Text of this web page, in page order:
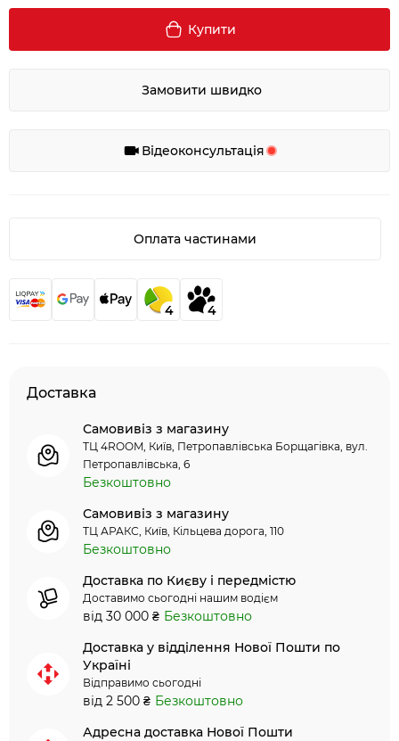
Купити
Замовити швидко
Відеоконсультація
Оплата частинами
4 4
Доставка
Самовивіз з магазину
ТЦ 4ROOM, Київ, Петропавлівська Борщагівка, вул.
Петропавлівська, 6
Безкоштовно
Самовивіз з магазину
ТЦ АРАКС, Київ, Кільцева дорога, 110
Безкоштовно
Доставка по Києву і передмістю
Доставимо сьогодні нашим водієм
від 30 000 ₴ Безкоштовно
Доставка у відділення Нової Пошти по
Україні
Відправимо сьогодні
від 2 500 ₴ Безкоштовно
Адресна доставка Нової Пошти